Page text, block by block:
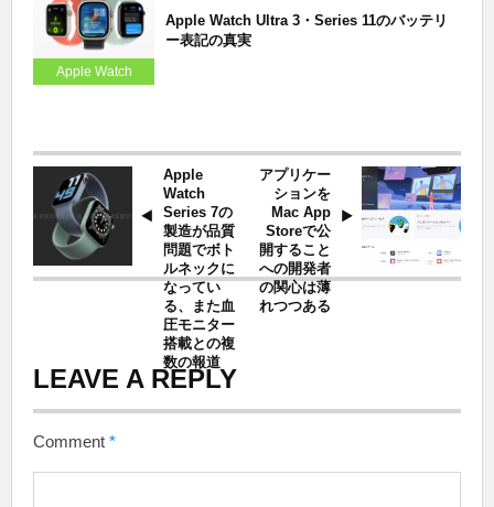
Apple Watch
Apple Watch Ultra 3・Series 11のバッテリ
ー表記の真実
Apple
Watch
Series 7の
製造が品質
問題でボト
ルネックに
なってい
る、また血
圧モニター
搭載との複
数の報道
アプリケー
ションを
Mac App
Storeで公
開すること
への開発者
の関心は薄
れつつある
LEAVE A REPLY
Comment *